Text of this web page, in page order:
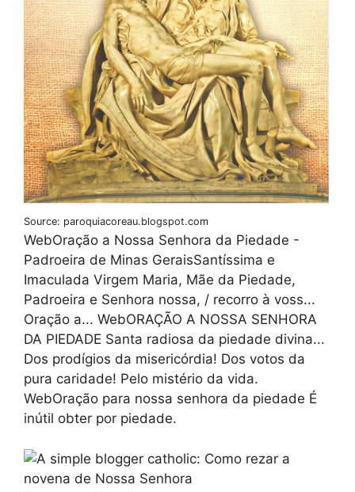
Source: paroquiacoreau.blogspot.com
WebOração a Nossa Senhora da Piedade -
Padroeira de Minas GeraisSantíssima e
Imaculada Virgem Maria, Mãe da Piedade,
Padroeira e Senhora nossa, / recorro à voss...
Oração a... WebORAÇÃO A NOSSA SENHORA
DA PIEDADE Santa radiosa da piedade divina...
Dos prodígios da misericórdia! Dos votos da
pura caridade! Pelo mistério da vida.
WebOração para nossa senhora da piedade É
inútil obter por piedade.